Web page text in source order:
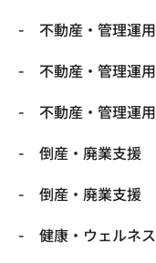
不動産・管理運用
不動産・管理運用
不動産・管理運用
倒産・廃業支援
倒産・廃業支援
健康・ウェルネス